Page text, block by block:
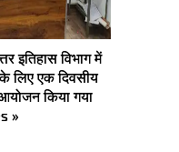
इतिहास विभाग में
के लिए एक दिवसीय
किया गया
»